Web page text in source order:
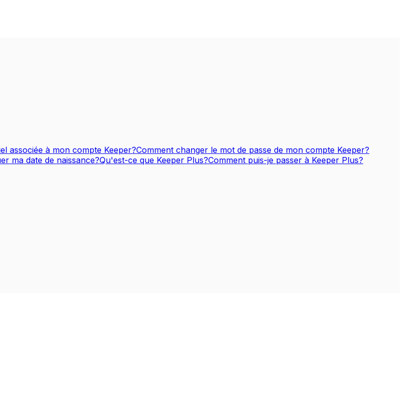
associée à mon compte Keeper?Comment changer le mot de passe de mon compte Keeper?
ma date de naissance?Qu'est-ce que Keeper Plus?Comment puis-je passer à Keeper Plus?